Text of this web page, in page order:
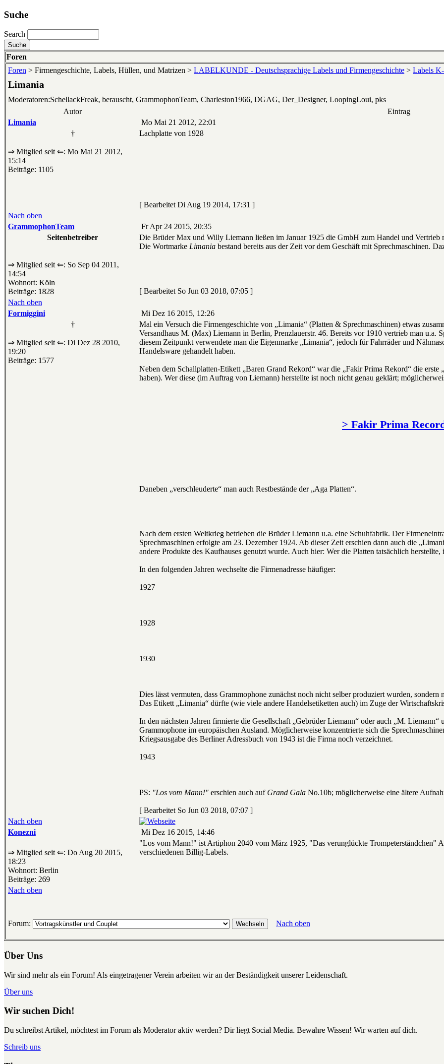
Suche
Search
Foren
Foren > Firmengeschichte, Labels, Hüllen, und Matrizen > LABELKUNDE - Deutschsprachige Labels und Firmengeschichte > Labels
Limania
Moderatoren:SchellackFreak, berauscht, GrammophonTeam, Charleston1966, DGAG, Der_Designer, LoopingLoui, pks
Autor
Eintrag
Limania
Mo Mai 21 2012, 22:01
†
⇒ Mitglied seit ⇐: Mo Mai 21 2012,
15:14
Beiträge: 1105
Lachplatte von 1928
[ Bearbeitet Di Aug 19 2014, 17:31 ]
Nach oben
GrammophonTeam
Fr Apr 24 2015, 20:35
Seitenbetreiber
⇒ Mitglied seit ⇐: So Sep 04 2011,
14:54
Wohnort: Köln
Beiträge: 1828
Die Brüder Max und Willy Liemann ließen im Januar 1925 die GmbH zum Handel und Vertrieb
Die Wortmarke Limania bestand bereits aus der Zeit vor dem Geschäft mit Sprechmaschinen.
[ Bearbeitet So Jun 03 2018, 07:05 ]
Nach oben
Formiggini
Mi Dez 16 2015, 12:26
†
⇒ Mitglied seit ⇐: Di Dez 28 2010,
19:20
Beiträge: 1577
Mal ein Versuch die Firmengeschichte von „Limania“ (Platten & Sprechmaschinen) etwas
Versandhaus M. (Max) Liemann in Berlin, Prenzlauerstr. 46. Bereits vor 1910 vertrieb man u.a.
diesem Zeitpunkt verwendete man die Eigenmarke „Limania“, jedoch für Fahrräder und
Handelsware gehandelt haben.
Neben dem Schallplatten-Etikett „Baren Grand Rekord“ war die „Fakir Prima Rekord“ die
haben). Wer diese (im Auftrag von Liemann) herstellte ist noch nicht genau geklärt;
> Fakir Prima
Daneben „verschleuderte“ man auch Restbestände der „Aga Platten“.
Nach dem ersten Weltkrieg betrieben die Brüder Liemann u.a. eine Schuhfabrik. Der
Sprechmaschinen erfolgte am 23. Dezember 1924. Ab dieser Zeit erschien dann auch die
andere Produkte des Kaufhauses genutzt wurde. Auch hier: Wer die Platten tatsächlich herstellte,
In den folgenden Jahren wechselte die Firmenadresse häufiger:
1927
1928
1930
Dies lässt vermuten, dass Grammophone zunächst noch nicht selber produziert wurden,
Das Etikett „Limania“ dürfte (wie viele andere Handelsetiketten auch) im Zuge der
In den nächsten Jahren firmierte die Gesellschaft „Gebrüder Liemann“ oder auch „M.
Grammophone im europäischen Ausland. Möglicherweise konzentrierte sich die
Kriegsausgabe des Berliner Adressbuch von 1943 ist die Firma noch verzeichnet.
1943
PS: "Los vom Mann!" erschien auch auf Grand Gala No.10b; möglicherweise eine ältere
[ Bearbeitet So Jun 03 2018, 07:07 ]
Nach oben
Konezni
Mi Dez 16 2015, 14:46
⇒ Mitglied seit ⇐: Do Aug 20 2015,
18:23
Wohnort: Berlin
Beiträge: 269
"Los vom Mann!" ist Artiphon 2040 vom März 1925, "Das verunglückte Trompeterständchen"
verschiedenen Billig-Labels.
Nach oben
Forum: Nach oben
Über Uns
Wir sind mehr als ein Forum! Als eingetragener Verein arbeiten wir an der Beständigkeit unserer Leidenschaft.
Über uns
Wir suchen Dich!
Du schreibst Artikel, möchtest im Forum als Moderator aktiv werden? Dir liegt Social Media. Bewahre Wissen! Wir warten auf dich.
Schreib uns